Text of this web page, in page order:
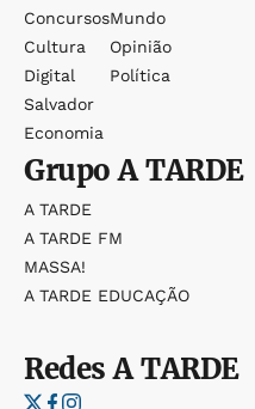
Concursos
Cultura
Digital
Salvador
Economia
Mundo
Opinião
Política
GrupoA TARDE
A TARDE
A TARDE FM
MASSA!
A TARDE EDUCAÇÃO
RedesA TARDE